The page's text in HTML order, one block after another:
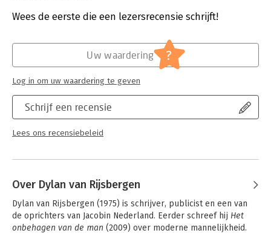
minder zichtbaar is en nog
topmanagers en rijke eigenaren. Zij
leeft in duizelingwekkende rijkdom.
Wees de eerste die een lezersrecensie schrijft!
Schrijf een recensie
Lees ons recensiebeleid
Uw waardering ?
Log in om uw waardering te geven
Over Dylan van Rijsbergen
Dylan van Rijsbergen (1975) is schrijver, publicist en een van
de oprichters van Jacobin Nederland. Eerder schreef hij Het
onbehagen van de man (2009) over moderne mannelijkheid.